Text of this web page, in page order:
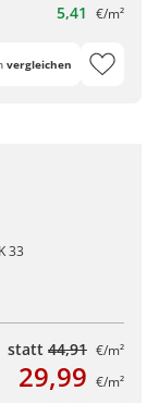
5,41 €/m²
vergleichen
33
statt 44,91 €/m²
29,99 €/m²